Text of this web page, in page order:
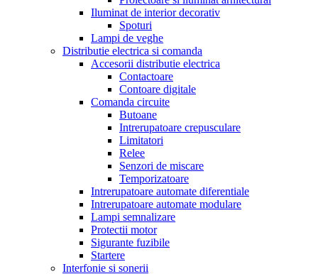
Iluminat de interior decorativ
Spoturi
Lampi de veghe
Distributie electrica si comanda
Accesorii distributie electrica
Contactoare
Contoare digitale
Comanda circuite
Butoane
Intrerupatoare crepusculare
Limitatori
Relee
Senzori de miscare
Temporizatoare
Intrerupatoare automate diferentiale
Intrerupatoare automate modulare
Lampi semnalizare
Protectii motor
Sigurante fuzibile
Startere
Interfonie si sonerii